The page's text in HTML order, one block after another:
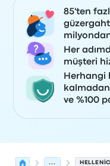
85'ten
Her
müşteri
Herhangi
ve %100
...